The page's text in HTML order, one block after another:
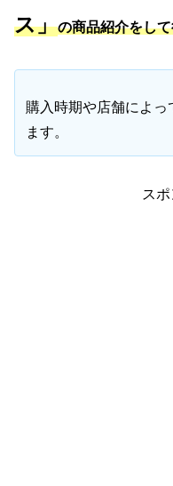
ス」の商品紹介をし
購入時期や店舗によっ
ます。
ス